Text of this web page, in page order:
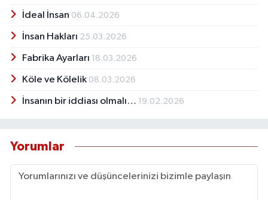
İdeal İnsan 06.04.2026
İnsan Hakları 25.03.2026
Fabrika Ayarları 18.03.2026
Köle ve Kölelik 08.03.2026
İnsanın bir iddiası olmalı… 19.02.2026
Yorumlar